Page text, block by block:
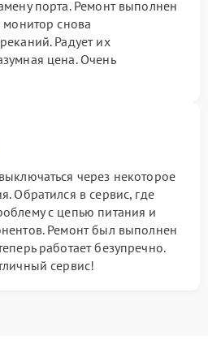
порта. Ремонт выполнен
монитор снова
Радует их
цена. Очень
через некоторое
Обратился в сервис, где
с цепью питания и
Ремонт был выполнен
работает безупречно.
сервис!